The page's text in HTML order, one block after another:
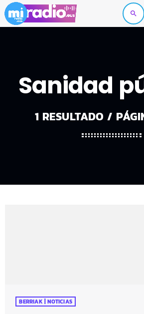
search
Sanidad
1 RESULTADO /
BERRIAK | NOTICIAS